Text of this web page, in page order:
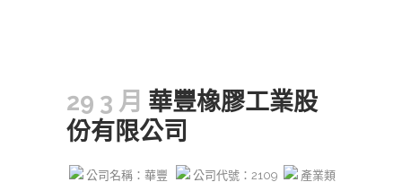
29 3 月 華豐橡膠工業股
份有限公司
公司名稱：華豐 公司代號：2109
產業類